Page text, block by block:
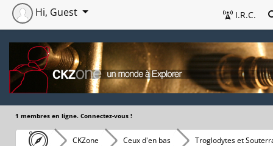
I.R.C.
Hi, Guest
1 membres en ligne. Connectez-vous !
CKZone Ceux d'en bas Troglodytes et